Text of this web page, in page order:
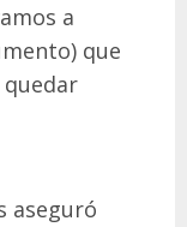
a
que
aseguró